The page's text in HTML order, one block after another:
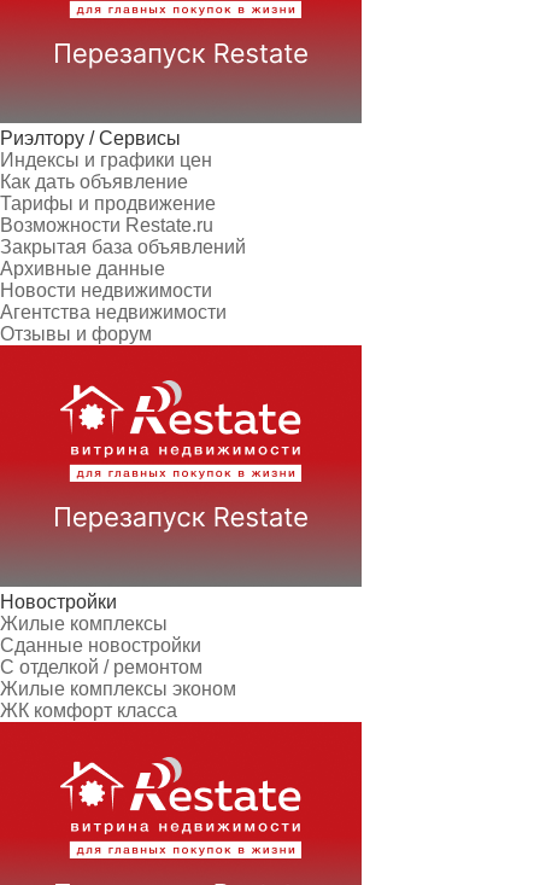
Риэлтору / Сервисы
Индексы и графики цен
Как дать объявление
Тарифы и продвижение
Возможности Restate.ru
Закрытая база объявлений
Архивные данные
Новости недвижимости
Агентства недвижимости
Отзывы и форум
Новостройки
Жилые комплексы
Сданные новостройки
С отделкой / ремонтом
Жилые комплексы эконом
ЖК комфорт класса